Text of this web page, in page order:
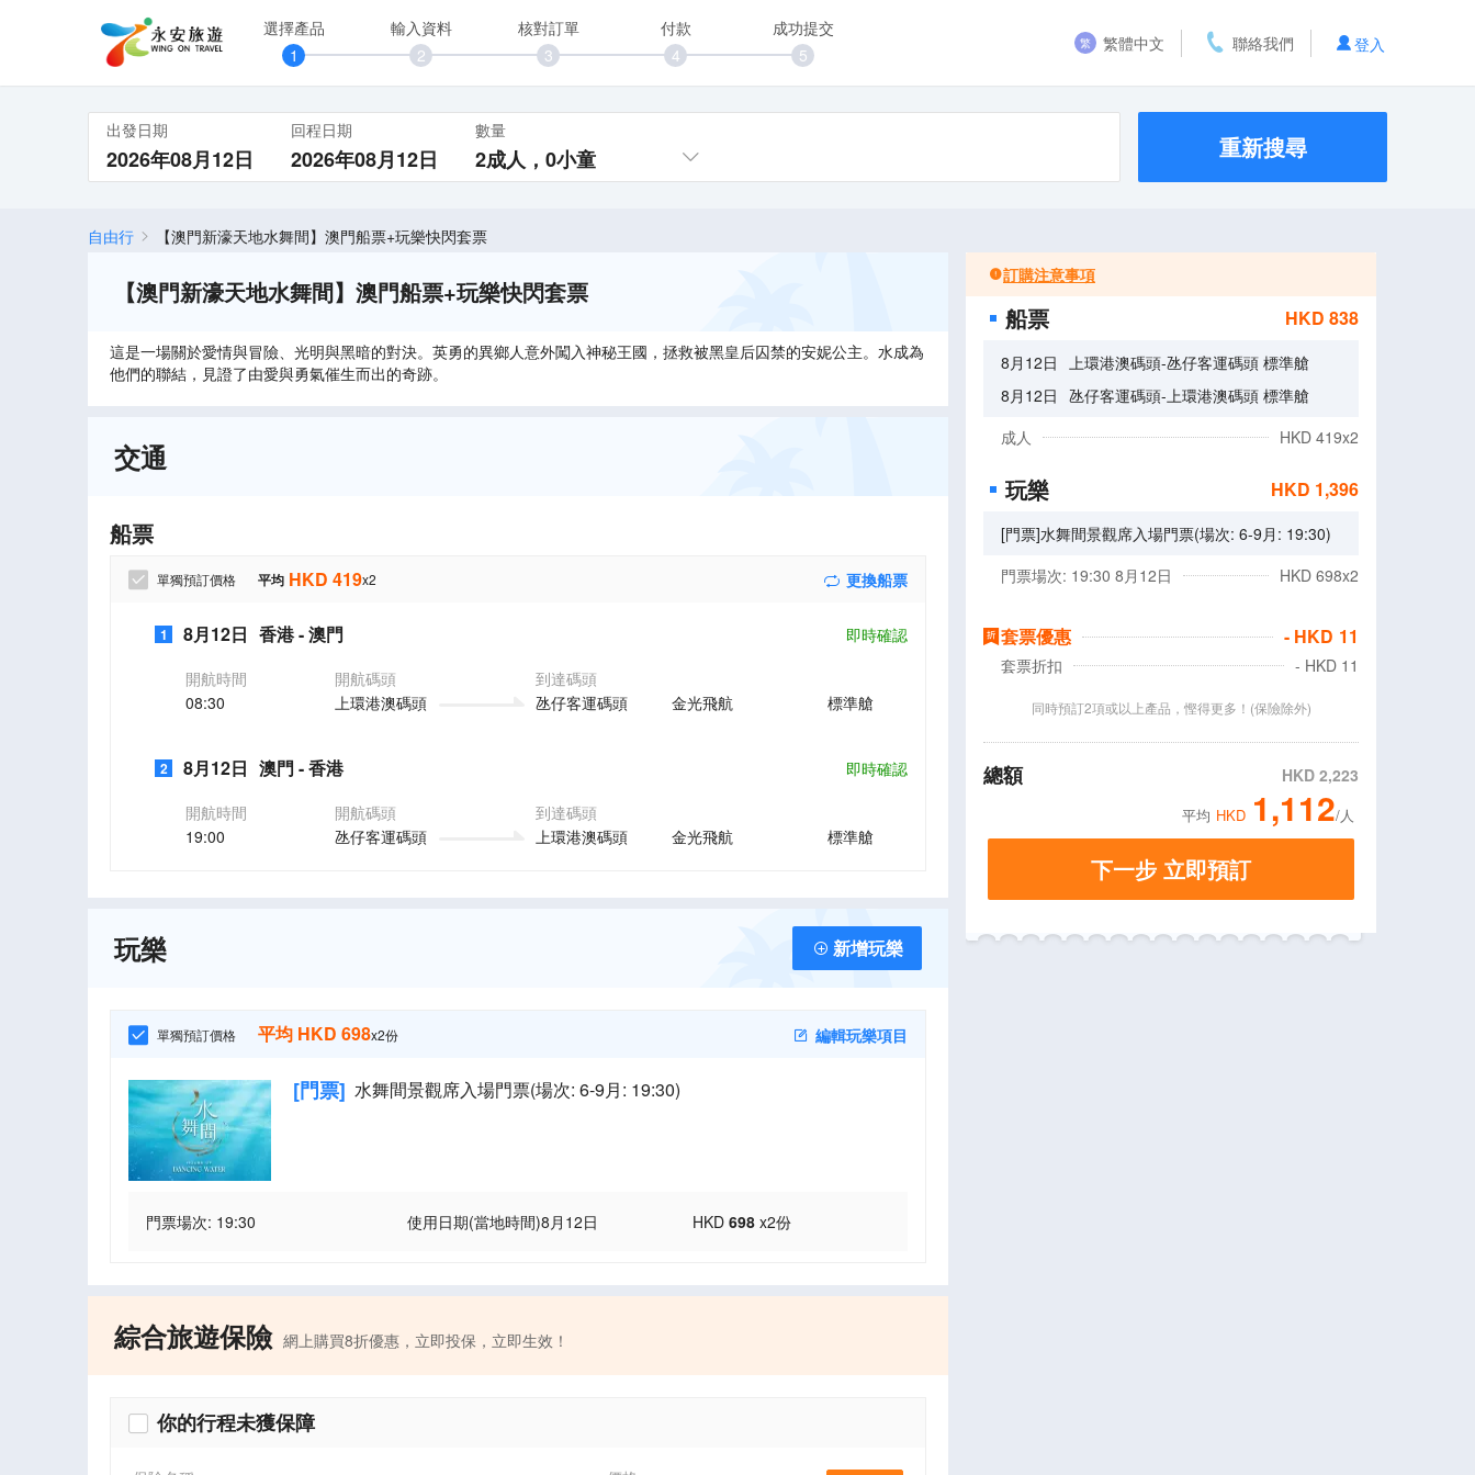
選擇產品 輸入資料 核對訂單 付款 成功提交
登入
繁 繁體中文 聯絡我們
出發日期
2026年08月12日
回程日期
2026年08月12日
數量
2成人， 0小童 重新搜尋
自由行 【澳門新濠天地水舞間】澳門船票+玩樂快閃套票
【澳門新濠天地水舞間】澳門船票+玩樂快閃套票
這是一場關於愛情與冒險、光明與黑暗的對決。英勇的異鄉人意外闖入神秘王國，拯救被黑皇后囚禁的安妮公主。水成為
他們的聯結，見證了由愛與勇氣催生而出的奇跡。
交通
船票
單獨預訂價格 平均 HKD 419x2 更換船票
1 8月12日 香港-澳門
即時確認
開航時間
08:30
開航碼頭
上環港澳碼頭
到達碼頭
氹仔客運碼頭
金光飛航 標準艙
2 8月12日 澳門 -香港
即時確認
開航時間
19:00
開航碼頭
氹仔客運碼頭
到達碼頭
上環港澳碼頭
金光飛航 標準艙
玩樂 新增玩樂
單獨預訂價格 平均 HKD 698x2份 編輯玩樂項目
[門票] 水舞間景觀席入場門票(場次: 6-9月: 19:30)
門票場次: 19:30 使用日期(當地時間)8月12日 HKD 698 x2份
綜合旅遊保險 網上購買8折優惠，立即投保，立即生效！
你的行程未獲保障
訂購注意事項
船票 HKD 838
8月12日 上環港澳碼頭-氹仔客運碼頭 標準艙
8月12日 氹仔客運碼頭-上環港澳碼頭 標準艙
成人
HKD 419x2
玩樂 HKD 1,396
[門票]水舞間景觀席入場門票(場次: 6-9月: 19:30)
門票場次: 19:30 8月12日 HKD 698x2
套票優惠 - HKD 11
套票折扣 - HKD 11
同時預訂2項或以上產品，慳得更多！(保險除外)
總額 HKD 2,223
平均 HKD 1,112/人
下一步 立即預訂